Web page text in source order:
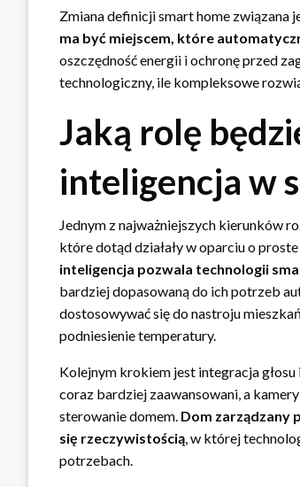
Zmiana definicji smart home związana
ma być miejscem, które
oszczędność energii i ochronę przed
technologiczny, ile kompleksowe
Jaką rolę
inteligencja w
Jednym z najważniejszych kierunków
które dotąd działały w oparciu o
inteligencja pozwala technologii
bardziej dopasowaną do ich potrzeb
dostosowywać się do nastroju
podniesienie temperatury.
Kolejnym krokiem jest integracja
coraz bardziej zaawansowani, a
sterowanie domem. Dom zarządzany
się rzeczywistością, w której
potrzebach.